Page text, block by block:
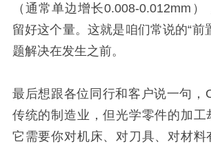
（通常单边增长0.008-0.012mm
留好这个量。这就是咱们常说的“前
题解决在发生之前。
最后想跟各位同行和客户说一句，
传统的制造业，但光学零件的加工
它需要你对机床、对刀具、对材料